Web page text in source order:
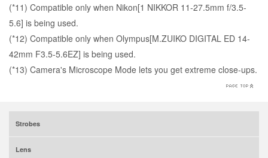
(*11) Compatible only when Nikon[1 NIKKOR 11-27.5mm f/3.5-
5.6] is being used.
(*12) Compatible only when Olympus[M.ZUIKO DIGITAL ED 14-
42mm F3.5-5.6EZ] is being used.
(*13) Camera's Microscope Mode lets you get extreme close-ups.
Strobes
Lens